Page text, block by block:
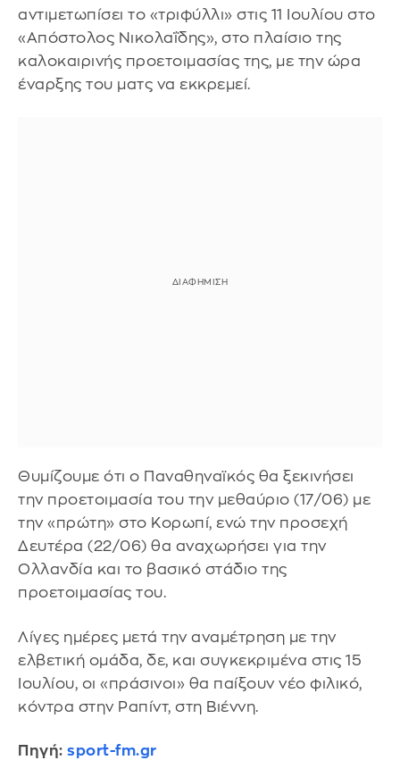
αντιμετωπίσει το «τριφύλλι» στις 11 Ιουλίου στο
«Απόστολος Νικολαΐδης», στο πλαίσιο της
καλοκαιρινής προετοιμασίας της, με την ώρα
έναρξης του ματς να εκκρεμεί.
Θυμίζουμε ότι ο Παναθηναϊκός θα ξεκινήσει
την προετοιμασία του την μεθαύριο (17/06) με
την «πρώτη» στο Κορωπί, ενώ την προσεχή
Δευτέρα (22/06) θα αναχωρήσει για την
Ολλανδία και το βασικό στάδιο της
προετοιμασίας του.
Λίγες ημέρες μετά την αναμέτρηση με την
ελβετική ομάδα, δε, και συγκεκριμένα στις 15
Ιουλίου, οι «πράσινοι» θα παίξουν νέο φιλικό,
κόντρα στην Ραπίντ, στη Βιέννη.
Πηγή: sport-fm.gr